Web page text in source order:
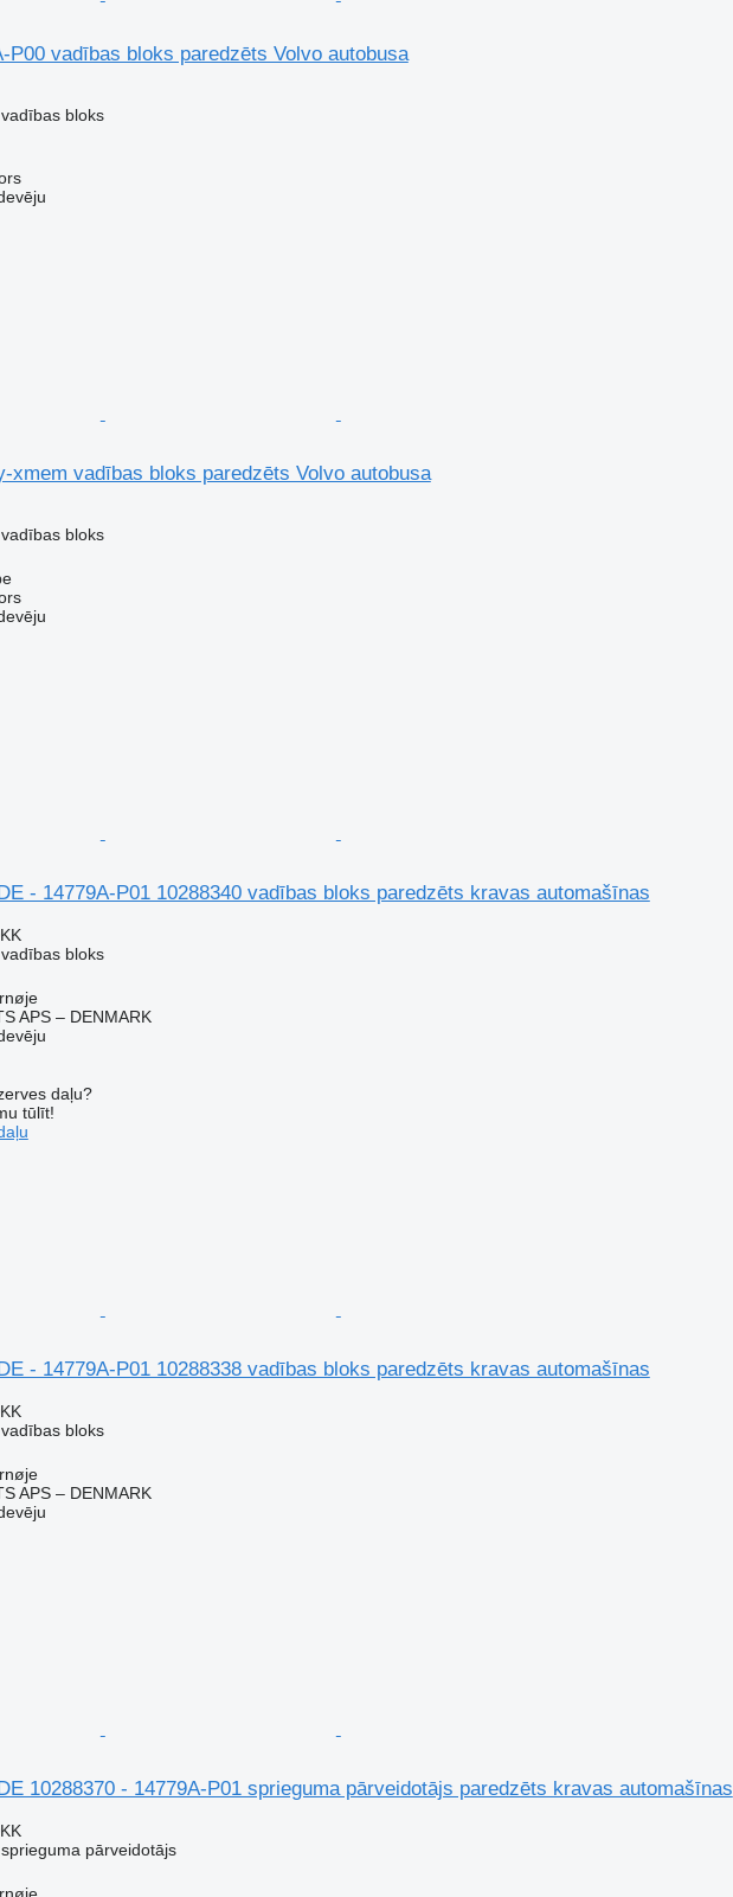
P00 vadības bloks paredzēts Volvo autobusa
bloks
xmem vadības bloks paredzēts Volvo autobusa
bloks
- 14779A-P01 10288340 vadības bloks paredzēts kravas automašīnas
bloks
APS – DENMARK
daļu?
tūlīt!
- 14779A-P01 10288338 vadības bloks paredzēts kravas automašīnas
bloks
APS – DENMARK
10288370 - 14779A-P01 sprieguma pārveidotājs paredzēts kravas automašīnas
pārveidotājs